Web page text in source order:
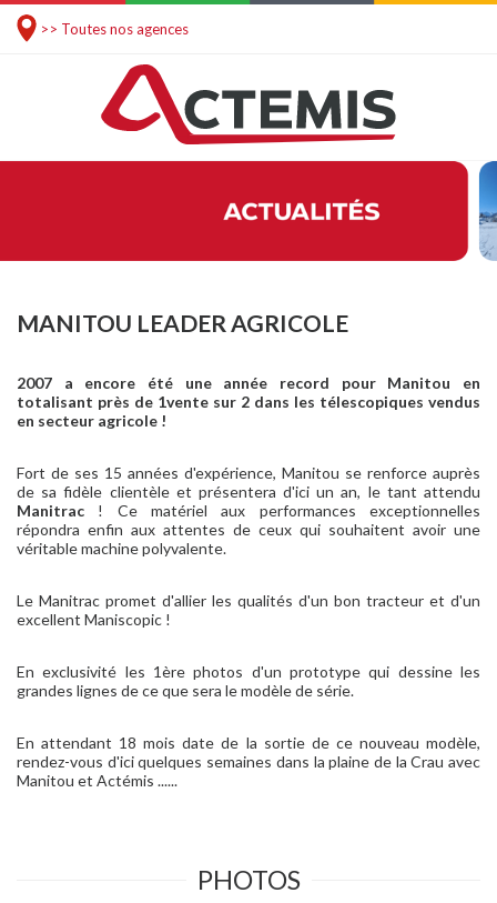
>> Toutes nos agences
MANITOU LEADER AGRICOLE
2007 a encore été une année record pour Manitou en
totalisant près de 1vente sur 2 dans les télescopiques vendus
en secteur agricole !
Fort de ses 15 années d'expérience, Manitou se renforce auprès
de sa fidèle clientèle et présentera d'ici un an, le tant attendu
Manitrac ! Ce matériel aux performances exceptionnelles
répondra enfin aux attentes de ceux qui souhaitent avoir une
véritable machine polyvalente.
Le Manitrac promet d'allier les qualités d'un bon tracteur et d'un
excellent Maniscopic !
En exclusivité les 1ère photos d'un prototype qui dessine les
grandes lignes de ce que sera le modèle de série.
En attendant 18 mois date de la sortie de ce nouveau modèle,
rendez-vous d'ici quelques semaines dans la plaine de la Crau avec
Manitou et Actémis ......
PHOTOS